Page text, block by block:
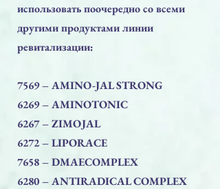
использовать поочередно со всеми
другими продуктами линии
ревитализации:
7569 – AMINO-JAL STRONG
6269 – AMINOTONIC
6267 – ZIMOJAL
6272 – LIPORACE
7658 – DMAECOMPLEX
6280 – ANTIRADICAL COMPLEX